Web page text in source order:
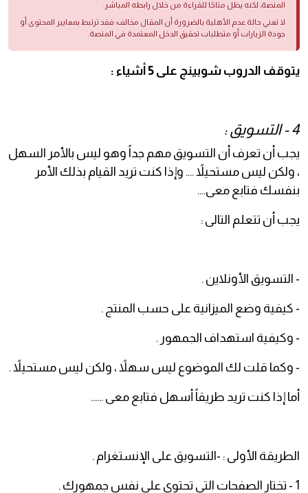
المنصة، لكنه يظل متاحًا للقراءة من خلال رابطه المباشر.
لا تعني حالة عدم الأهلية بالضرورة أن المقال مخالف؛ فقد ترتبط بمعايير المحتوى أو
جودة الزيارات أو متطلبات تحقيق الدخل المعتمدة في المنصة.
يتوقف الدروب شوبينج على 5 أشياء :
4 - التسويق :
يجب أن تعرف أن التسويق مهم جداً وهو ليس بالأمر السهل
، ولكن ليس مستحيلاً .... وإذا كنت تريد القيام بذلك الأمر
بنفسك فتابع معى....
يجب أن تتعلم التالى :
- التسويق الأونلاين .
- كيفية وضع الميزانية على حسب المنتج .
- وكيفية استهداف الجمهور .
- وكما قلت لك الموضوع ليس سهلاً ، ولكن ليس مستحيلاً .
أما إذا كنت تريد طريقاً أسهل فتابع معى ......
الطريقة الأولى : -التسويق على الإنستغرام .
1 - تختار الصفحات التى تحتوى على نفس جمهورك .